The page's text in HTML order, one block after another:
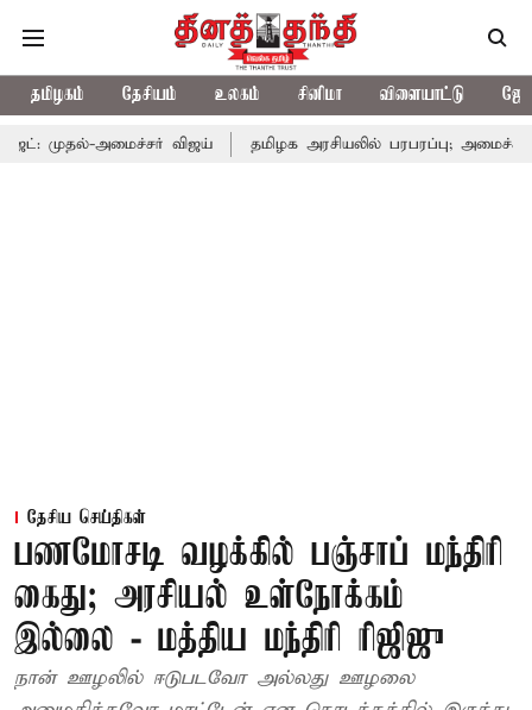
தமிழகம் தேசியம் உலகம் சினிமா விளையாட்டு
விஜய் தமிழக அரசியலில் பரபரப்பு; அமைச்சர் ஆனந்த்
தேசிய செய்திகள்
பணமோசடி வழக்கில் பஞ்சாப் மந்திரி
கைது; அரசியல் உள்நோக்கம்
இல்லை - மத்திய மந்திரி ரிஜிஜு
நான் ஊழலில் ஈடுபடவோ அல்லது ஊழலை